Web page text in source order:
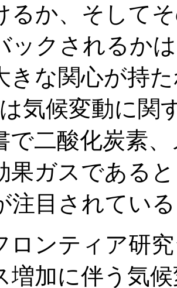
るか、そして
ックされるか
きな関心が持
は気候変動に関
で二酸化炭素
果ガスである
注目されてい
ンティア研
増加に伴う気